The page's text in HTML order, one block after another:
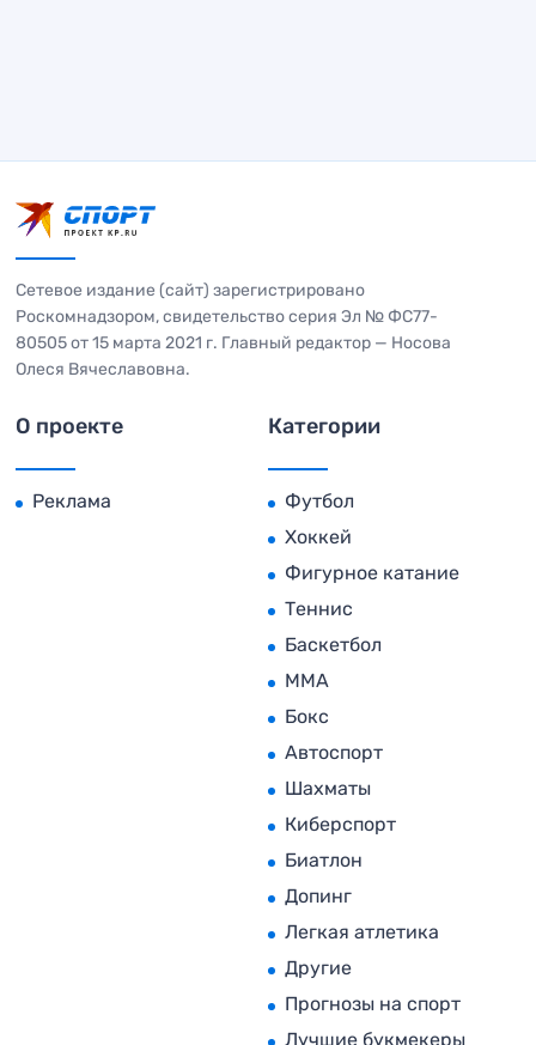
Сетевое издание (сайт) зарегистрировано
Роскомнадзором, свидетельство серия Эл № ФС77-
80505 от 15 марта 2021 г. Главный редактор — Носова
Олеся Вячеславовна.
О проекте
Реклама
Категории
Футбол
Хоккей
Фигурное катание
Теннис
Баскетбол
MMA
Бокс
Автоспорт
Шахматы
Киберспорт
Биатлон
Допинг
Легкая атлетика
Другие
Прогнозы на спорт
Лучшие букмекеры